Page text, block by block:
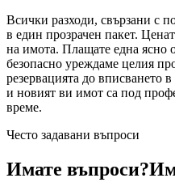
Всички разходи, свързани с
в един прозрачен пакет.
на имота. Плащате една ясно
безопасно уреждаме целия
резервацията до вписването
и новият ви имот са под
време.
Често задавани въпроси
Имате въпроси?